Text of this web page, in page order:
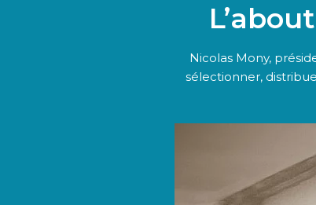
Nicolas Mony,
sélectionner,